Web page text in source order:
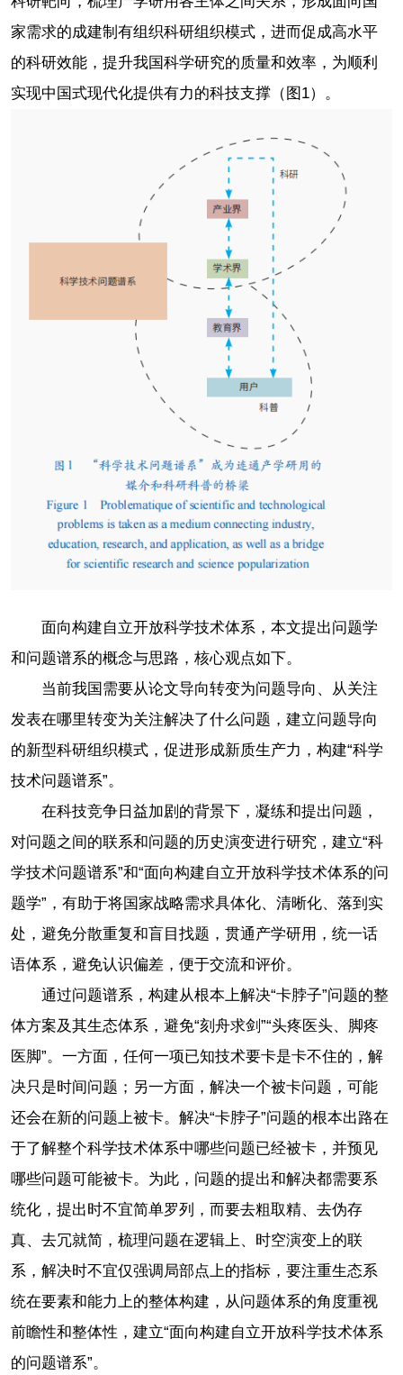
家需求的成建制有组织科研组织模式，进而促成高水平
的科研效能，提升我国科学研究的质量和效率，为顺利
实现中国式现代化提供有力的科技支撑（图1）。
面向构建自立开放科学技术体系，本文提出问题学
和问题谱系的概念与思路，核心观点如下。
当前我国需要从论文导向转变为问题导向、从关注
发表在哪里转变为关注解决了什么问题，建立问题导向
的新型科研组织模式，促进形成新质生产力，构建“科学
技术问题谱系”。
在科技竞争日益加剧的背景下，凝练和提出问题，
对问题之间的联系和问题的历史演变进行研究，建立“科
学技术问题谱系”和“面向构建自立开放科学技术体系的问
题学”，有助于将国家战略需求具体化、清晰化、落到实
处，避免分散重复和盲目找题，贯通产学研用，统一话
语体系，避免认识偏差，便于交流和评价。
通过问题谱系，构建从根本上解决“卡脖子”问题的整
体方案及其生态体系，避免“刻舟求剑”“头疼医头、脚疼
医脚”。一方面，任何一项已知技术要卡是卡不住的，解
决只是时间问题；另一方面，解决一个被卡问题，可能
还会在新的问题上被卡。解决“卡脖子”问题的根本出路在
于了解整个科学技术体系中哪些问题已经被卡，并预见
哪些问题可能被卡。为此，问题的提出和解决都需要系
统化，提出时不宜简单罗列，而要去粗取精、去伪存
真、去冗就简，梳理问题在逻辑上、时空演变上的联
系，解决时不宜仅强调局部点上的指标，要注重生态系
统在要素和能力上的整体构建，从问题体系的角度重视
前瞻性和整体性，建立“面向构建自立开放科学技术体系
的问题谱系”。